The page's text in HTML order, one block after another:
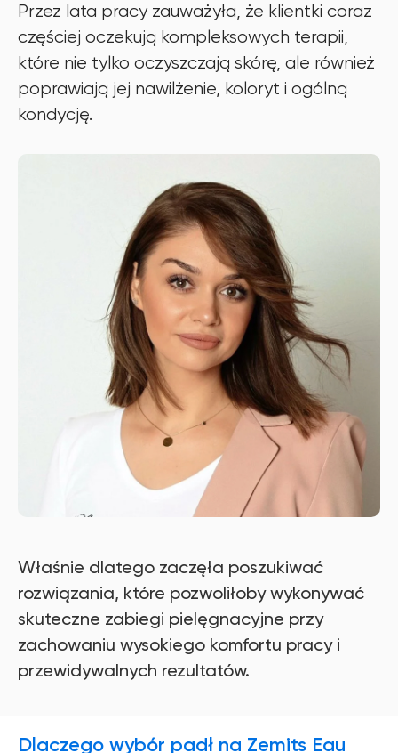
Przez lata pracy zauważyła, że klientki coraz
częściej oczekują kompleksowych terapii,
które nie tylko oczyszczają skórę, ale również
poprawiają jej nawilżenie, koloryt i ogólną
kondycję.
Właśnie dlatego zaczęła poszukiwać
rozwiązania, które pozwoliłoby wykonywać
skuteczne zabiegi pielęgnacyjne przy
zachowaniu wysokiego komfortu pracy i
przewidywalnych rezultatów.
Dlaczego wybór padł na Zemits Eau